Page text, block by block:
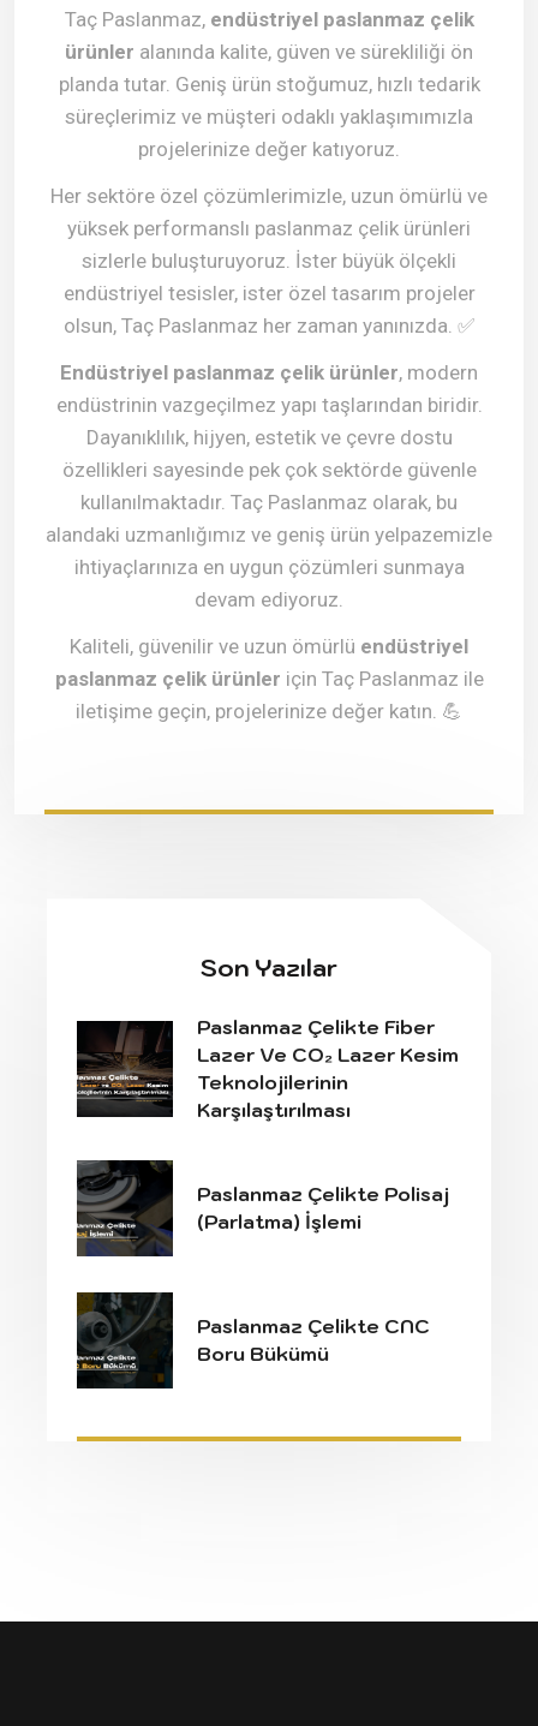
Taç Paslanmaz, endüstriyel paslanmaz çelik
ürünler alanında kalite, güven ve sürekliliği ön
planda tutar. Geniş ürün stoğumuz, hızlı tedarik
süreçlerimiz ve müşteri odaklı yaklaşımımızla
projelerinize değer katıyoruz.
Her sektöre özel çözümlerimizle, uzun ömürlü ve
yüksek performanslı paslanmaz çelik ürünleri
sizlerle buluşturuyoruz. İster büyük ölçekli
endüstriyel tesisler, ister özel tasarım projeler
olsun, Taç Paslanmaz her zaman yanınızda. ✅
Endüstriyel paslanmaz çelik ürünler, modern
endüstrinin vazgeçilmez yapı taşlarından biridir.
Dayanıklılık, hijyen, estetik ve çevre dostu
özellikleri sayesinde pek çok sektörde güvenle
kullanılmaktadır. Taç Paslanmaz olarak, bu
alandaki uzmanlığımız ve geniş ürün yelpazemizle
ihtiyaçlarınıza en uygun çözümleri sunmaya
devam ediyoruz.
Kaliteli, güvenilir ve uzun ömürlü endüstriyel
paslanmaz çelik ürünler için Taç Paslanmaz ile
iletişime geçin, projelerinize değer katın. 💪
Son Yazılar
Paslanmaz Çelikte Fiber
Lazer Ve CO₂ Lazer Kesim
Teknolojilerinin
Karşılaştırılması
Paslanmaz Çelikte Polisaj
(Parlatma) İşlemi
Paslanmaz Çelikte CNC
Boru Bükümü